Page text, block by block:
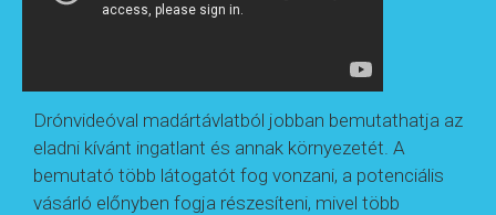
Drónvideóval madártávlatból jobban bemutathatja az
eladni kívánt ingatlant és annak környezetét. A
bemutató több látogatót fog vonzani, a potenciális
vásárló előnyben fogja részesíteni, mivel több